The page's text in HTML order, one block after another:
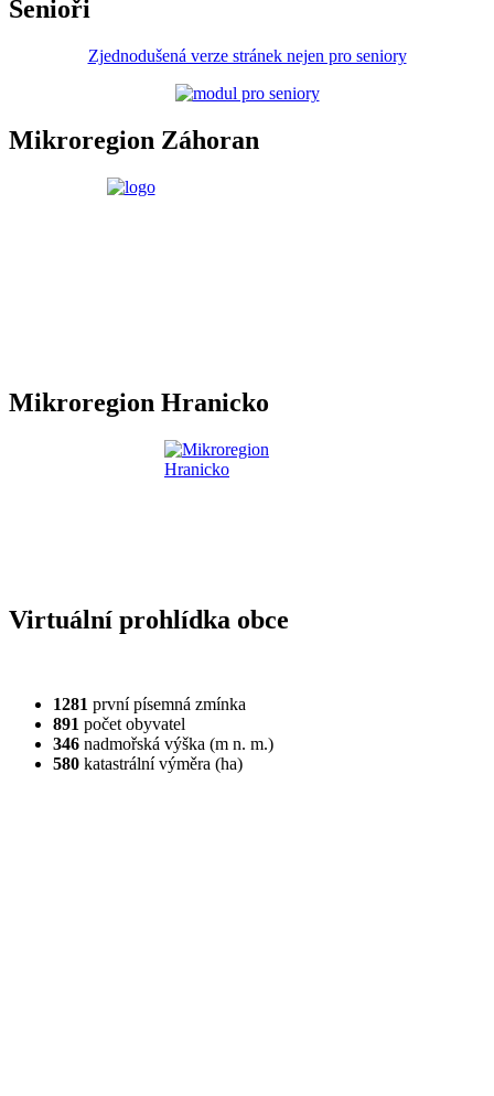
Senioři
Zjednodušená verze stránek nejen pro seniory
Mikroregion Záhoran
Mikroregion Hranicko
Virtuální prohlídka obce
1281 první písemná zmínka
891 počet obyvatel
346 nadmořská výška (m n. m.)
580 katastrální výměra (ha)